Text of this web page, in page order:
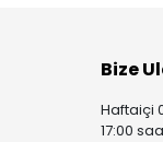
Bize
Haftaiçi
17:00